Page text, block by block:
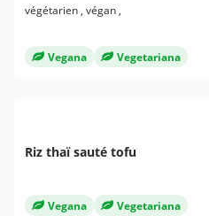
végétarien , végan ,
Vegana Vegetariana
Riz thaï sauté tofu
Vegana Vegetariana